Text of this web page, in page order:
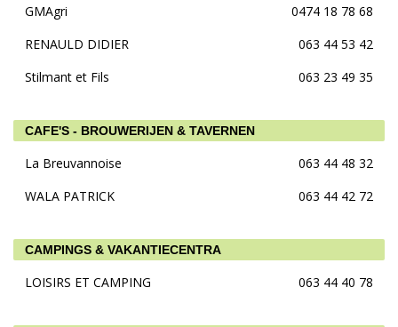
GMAgri
0474 18 78 68
RENAULD DIDIER
063 44 53 42
Stilmant et Fils
063 23 49 35
CAFE'S - BROUWERIJEN & TAVERNEN
La Breuvannoise
063 44 48 32
WALA PATRICK
063 44 42 72
CAMPINGS & VAKANTIECENTRA
LOISIRS ET CAMPING 063 44 40 78